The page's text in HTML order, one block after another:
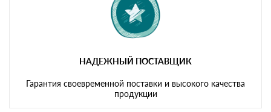
НАДЕЖНЫЙ ПОСТАВЩИК
Гарантия своевременной поставки и высокого качества
продукции